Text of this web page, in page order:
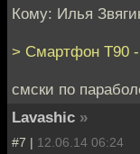
Кому: Илья
> Смартфон Т90
смски по
Lavashic »
#7 | 12.06.14 06:24